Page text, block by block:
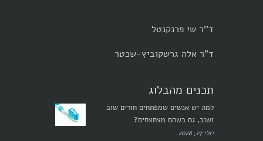
ד''ר שי פרנקנטל
ד"ר אלה גרשקוביץ-שכטר
תכנים מהבלוג
למה יש אנשים שמפתחים חורים שוב
ושוב, גם כשהם מצחצחים?
יולי 27, 2026